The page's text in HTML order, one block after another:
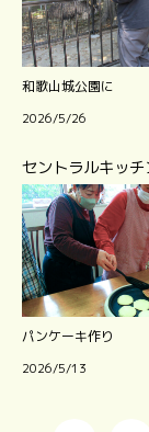
和歌山城公園に
2026/5/26
セントラルキッチ
パンケーキ作り
2026/5/13